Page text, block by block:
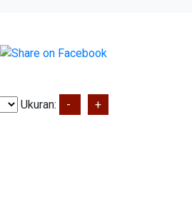
Ukuran: - +